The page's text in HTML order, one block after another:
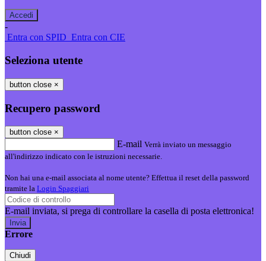
-
Entra con SPID Entra con CIE
Seleziona utente
button close ×
Recupero password
button close ×
E-mail Verrà inviato un messaggio
all'indirizzo indicato con le istruzioni necessarie.
Non hai una e-mail associata al nome utente? Effettua il reset della password
tramite la Login Spaggiari
E-mail inviata, si prega di controllare la casella di posta elettronica!
Errore
Chiudi